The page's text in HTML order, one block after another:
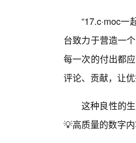
“17.c·moc
台致力于营造一
每一次的付出都
评论、贡献，让
这种良性的
💡高质量的数字